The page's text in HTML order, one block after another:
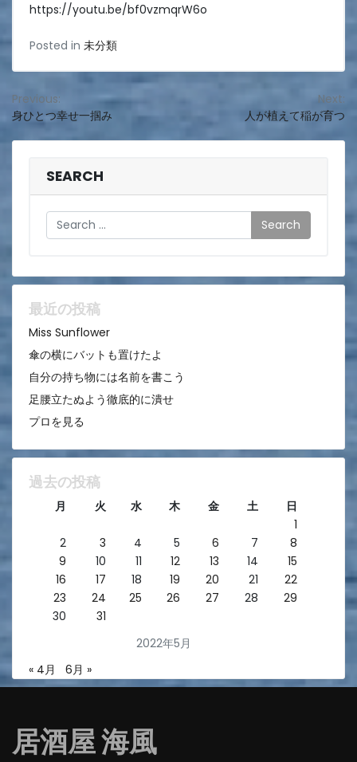
https://youtu.be/bf0vzmqrW6o
Posted in 未分類
投
稿
ョ
ン
Previous:
身ひとつ幸せ一掴み
Next:
人が植えて稲が育つ
SEARCH
Search
最近の投稿
Miss Sunflower
傘の横にバットも置けたよ
自分の持ち物には名前を書こう
足腰立たぬよう徹底的に潰せ
プロを見る
過去の投稿
2022年5月
月 火 水 木 金 土
日
1
2
3 4 5 6 7
8
9
10 11 12 13 14
15
16
17 18 19 20 21
22
23
24 25 26 27 28
29
30
31
« 4月 6月 »
居酒屋 海風